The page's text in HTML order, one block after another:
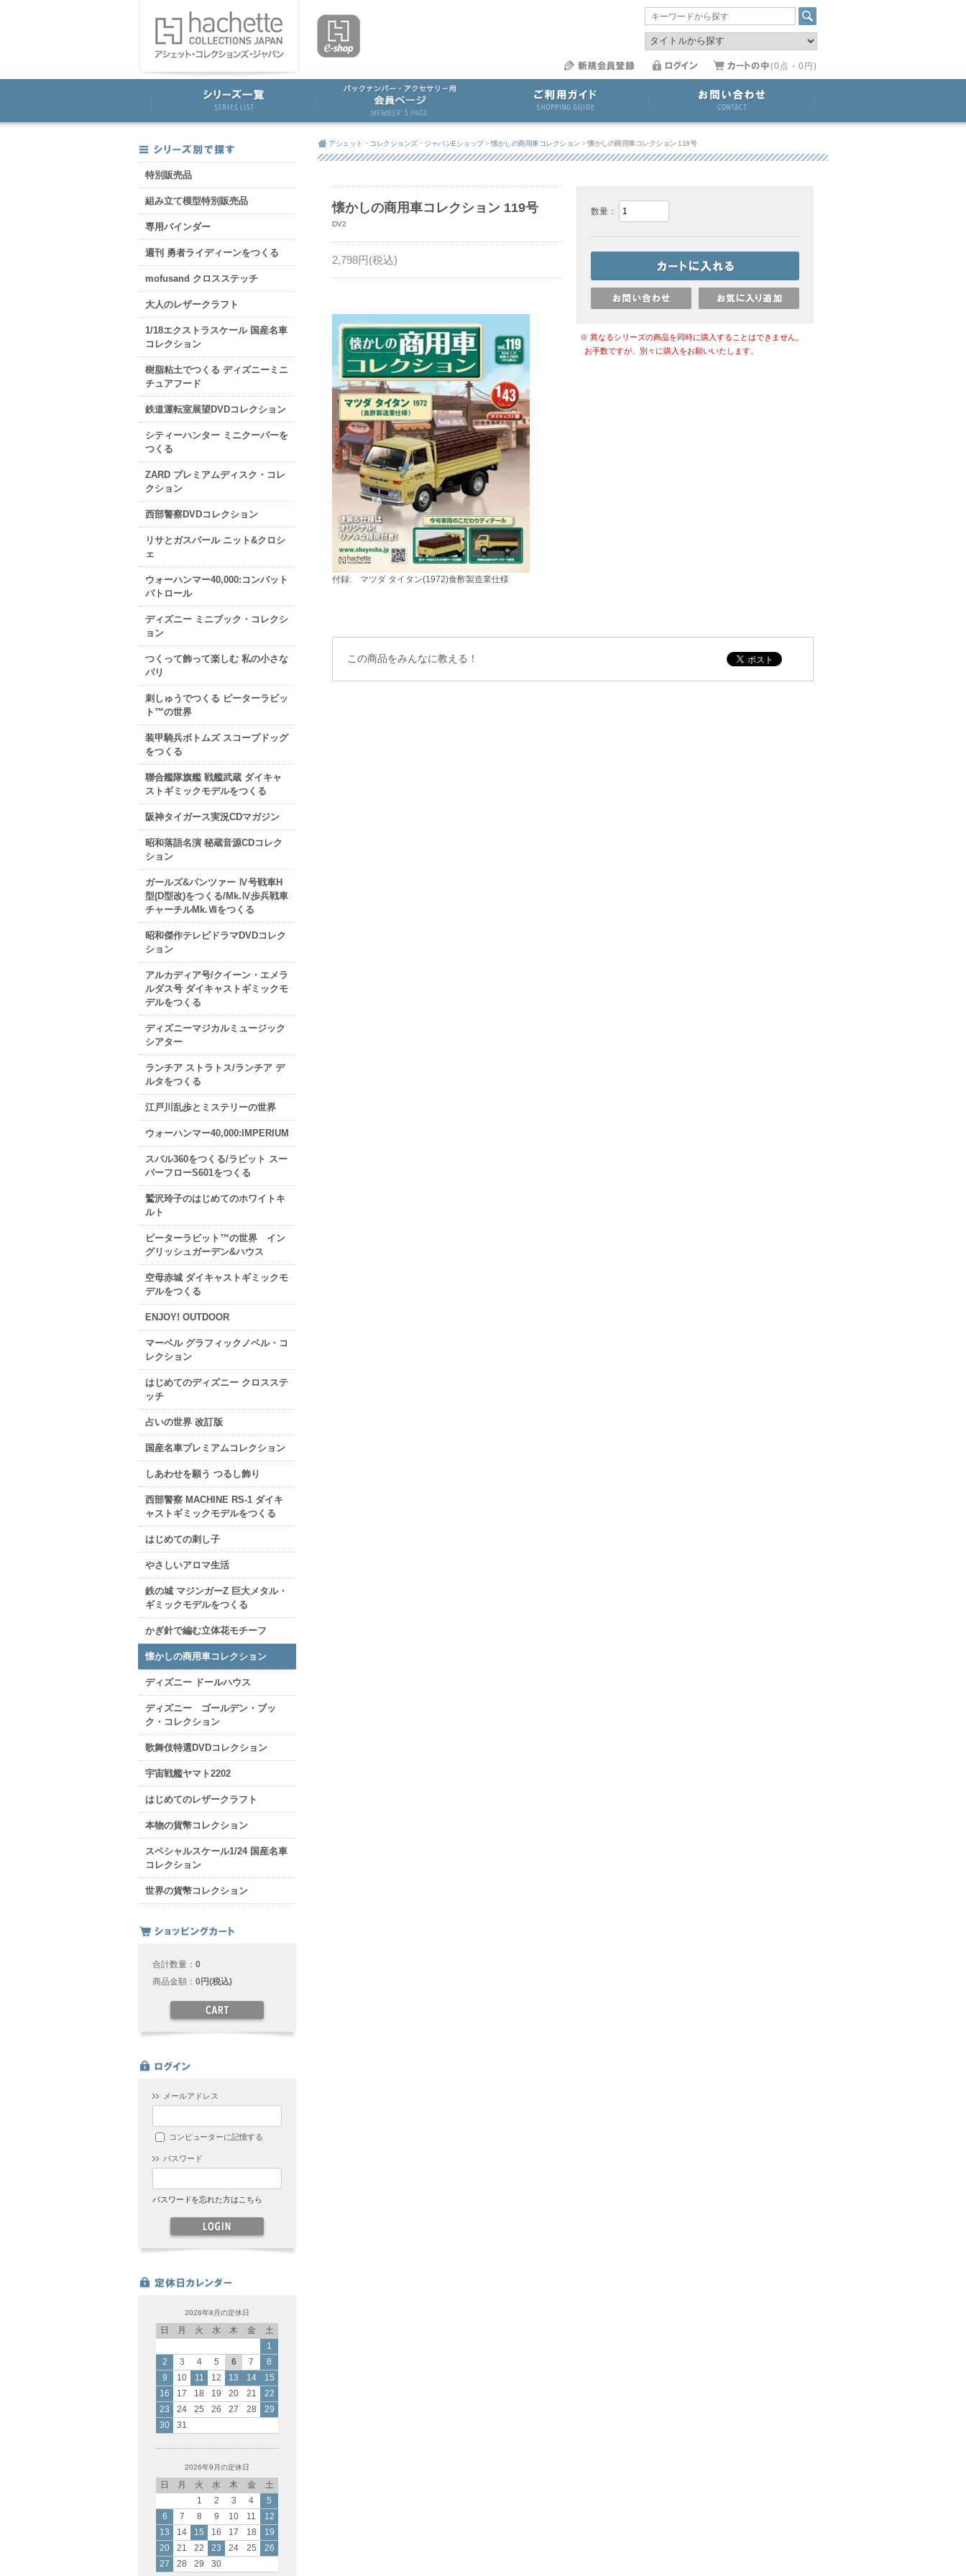
(0点・0円)
特別販売品
組み立て模型特別販売品
専用バインダー
週刊 勇者ライディーンをつくる
mofusand クロスステッチ
大人のレザークラフト
1/18エクストラスケール 国産名車
コレクション
樹脂粘土でつくる ディズニーミニ
チュアフード
鉄道運転室展望DVDコレクション
シティーハンター ミニクーパーを
つくる
ZARD プレミアムディスク・コレ
クション
西部警察DVDコレクション
リサとガスパール ニット&クロシ
ェ
ウォーハンマー40,000:コンバット
パトロール
ディズニー ミニブック・コレクシ
ョン
つくって飾って楽しむ 私の小さな
パリ
刺しゅうでつくる ピーターラビッ
ト™の世界
装甲騎兵ボトムズ スコープドッグ
をつくる
聯合艦隊旗艦 戦艦武蔵 ダイキャ
ストギミックモデルをつくる
阪神タイガース実況CDマガジン
昭和落語名演 秘蔵音源CDコレク
ション
ガールズ&パンツァー Ⅳ号戦車H
型(D型改)をつくる/Mk.Ⅳ歩兵戦車
チャーチルMk.Ⅶをつくる
昭和傑作テレビドラマDVDコレク
ション
アルカディア号/クイーン・エメラ
ルダス号 ダイキャストギミックモ
デルをつくる
ディズニーマジカルミュージック
シアター
ランチア ストラトス/ランチア デ
ルタをつくる
江戸川乱歩とミステリーの世界
ウォーハンマー40,000:IMPERIUM
スバル360をつくる/ラビット スー
パーフローS601をつくる
鷲沢玲子のはじめてのホワイトキ
ルト
ピーターラビット™の世界 イン
グリッシュガーデン&ハウス
空母赤城 ダイキャストギミックモ
デルをつくる
ENJOY! OUTDOOR
マーベル グラフィックノベル・コ
レクション
はじめてのディズニー クロスステ
ッチ
占いの世界 改訂版
国産名車プレミアムコレクション
しあわせを願う つるし飾り
西部警察 MACHINE RS-1 ダイキ
ャストギミックモデルをつくる
はじめての刺し子
やさしいアロマ生活
鉄の城 マジンガーZ 巨大メタル・
ギミックモデルをつくる
かぎ針で編む立体花モチーフ
懐かしの商用車コレクション
ディズニー ドールハウス
ディズニー ゴールデン・ブッ
ク・コレクション
歌舞伎特選DVDコレクション
宇宙戦艦ヤマト2202
はじめてのレザークラフト
本物の貨幣コレクション
スペシャルスケール1/24 国産名車
コレクション
世界の貨幣コレクション
合計数量： 0
商品金額： 0円(税込)
メールアドレス
コンピューターに記憶する
パスワード
パスワードを忘れた方はこちら
2026年8月の定休日
日 月 火 水 木 金
土
1
2
3 4 5 6 7
8
9
10 11 12 13 14
15
16
17 18 19 20 21
22
23
24 25 26 27 28
29
30
31
2026年9月の定休日
日 月 火 水 木 金
土
1
2 3 4
5
6
7 8 9 10 11
12
13
14 15 16 17 18
19
20
21 22 23 24 25
26
27
28 29 30
アシェット・コレクションズ・ジャパンEショップ>懐かしの商用車コレクション >懐かしの商用車コレクション 119号
懐かしの商用車コレクション 119号
DV2
2,798円(税込)
付録: マツダ タイタン(1972)食酢製造業仕様
数量：
※ 異なるシリーズの商品を同時に購入することはできません。
お手数ですが、別々に購入をお願いいたします。
この商品をみんなに教える！